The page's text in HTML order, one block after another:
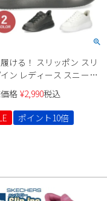
ける！ スリッポン スリ
ン レディース スニーカ
厚底 履きやすい ハンズ
レースアップ 紐靴 楽す
ラック ホワイト パレー
91703
格 ¥2,990税込
ポイント10倍